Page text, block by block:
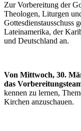
Zur Vorbereitung der
Theologen, Liturgen
Gottesdienstausschuss
Lateinamerika, der
und Deutschland an.
Von Mittwoch, 30.
das
kennen zu lernen,
Kirchen anzuschauen.